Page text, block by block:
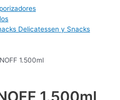
Delicatessen y Snacks
1.500ml
1.500ml